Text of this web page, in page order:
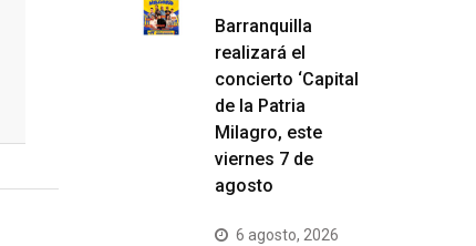
Barranquilla
realizará el
concierto ‘Capital
de la Patria
Milagro, este
viernes 7 de
agosto
6 agosto, 2026